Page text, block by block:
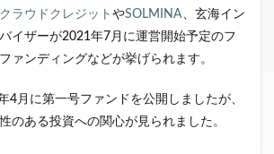
クラウドクレジット やSOLMINA、玄海イン
イザーが2021年7月に運営開始予定のフ
ァンディングなどが挙げられます。
4月に第一号ファンドを公開しましたが、
のある投資への関心が見られました。